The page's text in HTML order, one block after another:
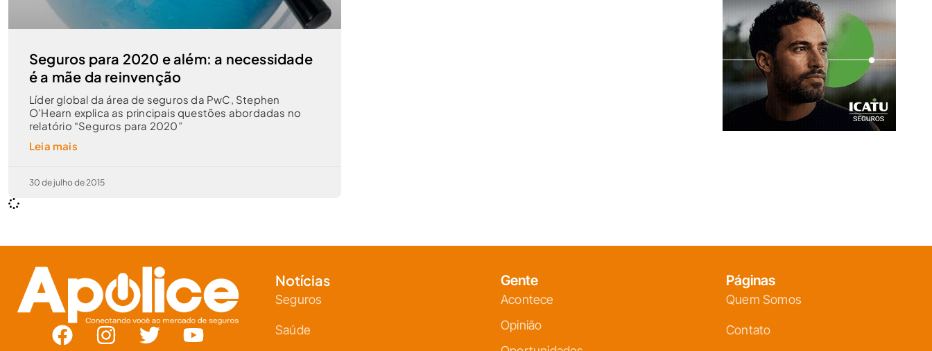
Seguros para 2020 e além: a necessidade
é a mãe da reinvenção
Líder global da área de seguros da PwC, Stephen
O’Hearn explica as principais questões abordadas no
relatório “Seguros para 2020”
Leia mais
30 de julho de 2015
Notícias
Seguros
Saúde
Gente
Acontece
Opinião
Páginas
Quem Somos
Contato